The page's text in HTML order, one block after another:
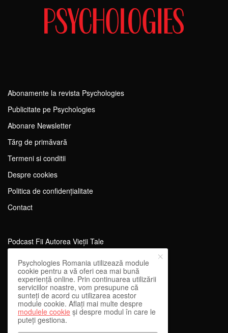
Abonamente la revista Psychologies
Publicitate pe Psychologies
Abonare Newsletter
Tărg de primăvară
Termeni si conditii
Despre cookies
Politica de confidențialitate
Contact
Podcast Fii Autorea Vieții Tale
Evenimente Fii Autoarea Vieții Tale!
SportEdu
Antrenament Mental pentru Sportivi
Learning Network
WEnough
Psychologies Romania utilizează module
cookie pentru a vă oferi cea mai bună
experiență online. Prin continuarea utilizării
serviciilor noastre, vom presupune că
sunteți de acord cu utilizarea acestor
module cookie. Aflați mai multe despre
modulele cookie și despre modul în care le
puteți gestiona.